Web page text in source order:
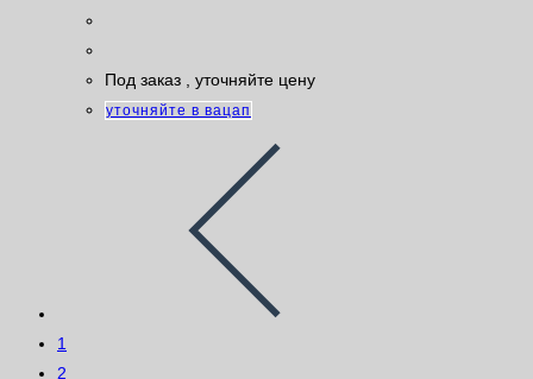
Под заказ , уточняйте цену
уточняйте в вацап
1
2